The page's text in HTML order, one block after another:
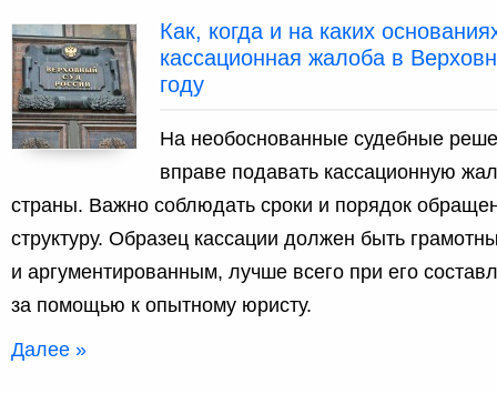
Как, когда и на каких
кассационная жалоба в
году
На необоснованные судебные
вправе подавать кассационную
страны. Важно соблюдать сроки и порядок
структуру. Образец кассации должен быть
и аргументированным, лучше всего при его
за помощью к опытному юристу.
Далее »